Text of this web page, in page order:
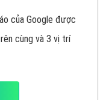
của Google được
cùng và 3 vị trí